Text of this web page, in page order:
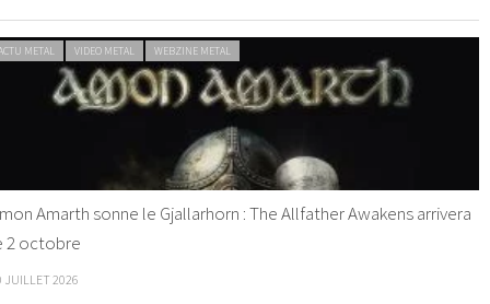
METAL VIDEO METAL WEBZINE METAL
Amarth sonne le Gjallarhorn : The Allfather Awakens arrivera
2 octobre
JUILLET 2026